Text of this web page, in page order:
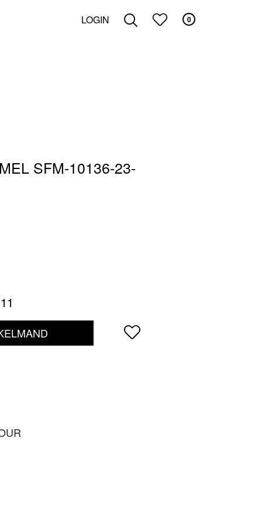
LOGIN 0
SFM-10136-23-
11